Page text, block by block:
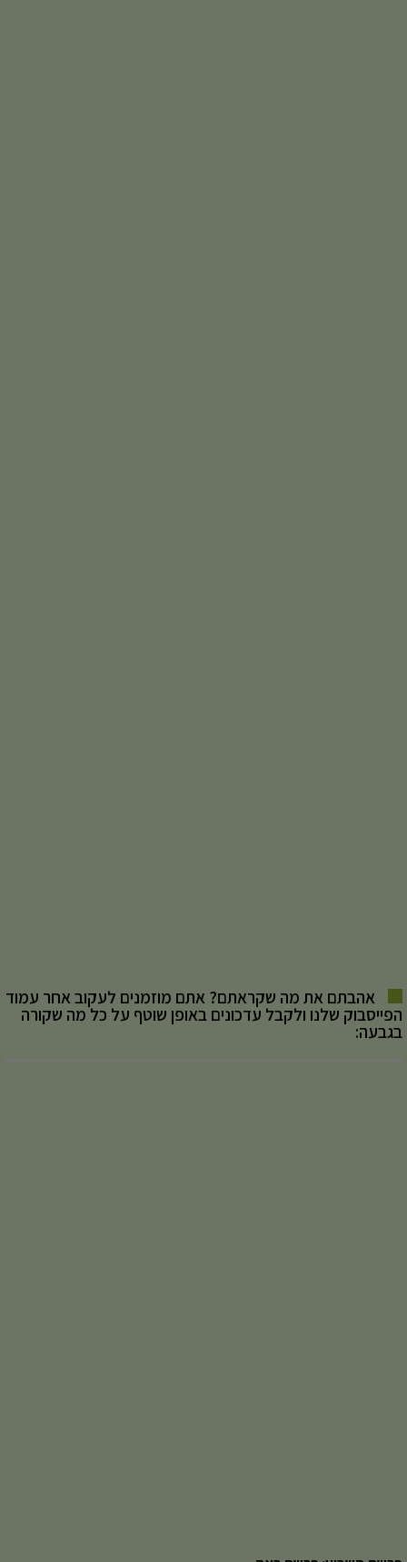
אהבתם את מה שקראתם? אתם מוזמנים לעקוב אחר עמוד
הפייסבוק שלנו ולקבל עדכונים באופן שוטף על כל מה שקורה
בגבעה: